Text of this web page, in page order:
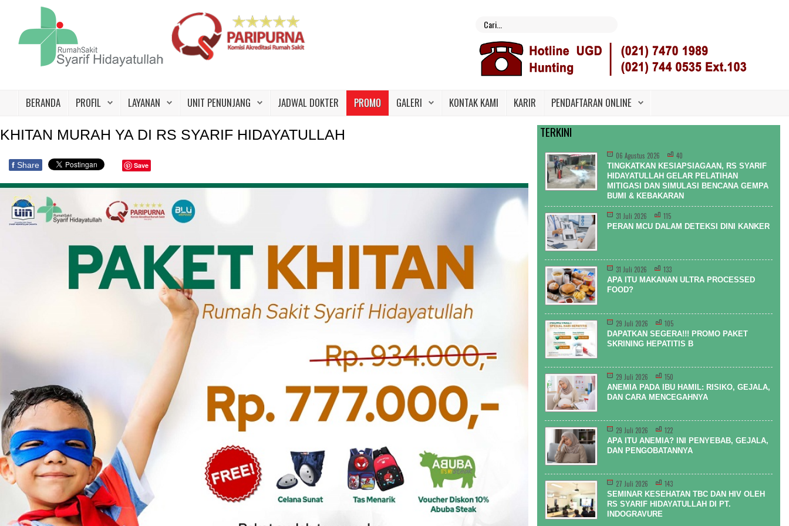
Layanan
Unit Penunjang
Jadwal Dokter
Promo
Galeri
PENDAFTARAN ONLINE
BERANDA PROFIL LAYANAN UNIT PENUNJANG JADWAL DOKTER PROMO GALERI KONTAK KAMI KARIR PENDAFTARAN ONLINE
KHITAN MURAH YA DI RS SYARIF HIDAYATULLAH
f Share Save
TERKINI
06 Agustus 2026 40
TINGKATKAN KESIAPSIAGAAN, RS SYARIF
HIDAYATULLAH GELAR PELATIHAN
MITIGASI DAN SIMULASI BENCANA GEMPA
BUMI & KEBAKARAN
31 Juli 2026 115
PERAN MCU DALAM DETEKSI DINI KANKER
31 Juli 2026 133
APA ITU MAKANAN ULTRA PROCESSED
FOOD?
29 Juli 2026 105
DAPATKAN SEGERA!!! PROMO PAKET
SKRINING HEPATITIS B
29 Juli 2026 150
ANEMIA PADA IBU HAMIL: RISIKO, GEJALA,
DAN CARA MENCEGAHNYA
29 Juli 2026 122
APA ITU ANEMIA? INI PENYEBAB, GEJALA,
DAN PENGOBATANNYA
27 Juli 2026 143
SEMINAR KESEHATAN TBC DAN HIV OLEH
RS SYARIF HIDAYATULLAH DI PT.
INDOGRAVURE